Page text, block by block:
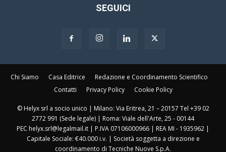
SEGUICI
Chi Siamo Casa Editrice
Redazione e Coordinamento Scientifico
Contatti
Privacy Policy Cookie Policy
© Helyx srl a socio unico | Milano: Via Eritrea, 21 – 20157 Tel +39 02
2772 991 (Sede legale) | Roma: Viale dell'Arte, 25 - 00144
PEC helyx.srl@legalmail.it | P.IVA 07106000966 | REA MI - 1935962 |
Capitale Sociale: €40.000 i.v. | Società soggetta a direzione e
coordinamento di Tecniche Nuove S.p.A.